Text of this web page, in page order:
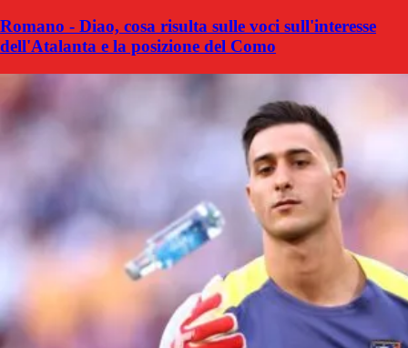
Romano - Diao, cosa risulta sulle voci sull'interesse
dell'Atalanta e la posizione del Como